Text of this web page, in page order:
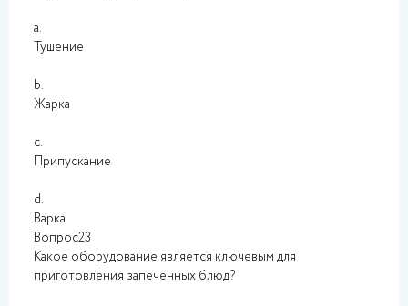
a.
Тушение
b.
Жарка
c.
Припускание
d.
Варка
Вопрос23
Какое оборудование является ключевым для
приготовления запеченных блюд?